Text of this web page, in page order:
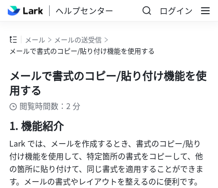
ヘルプセンター ログイン
メール
メールの送受信
メールで書式のコピー/貼り付け機能を使用する
メールで書式のコピー/貼り付け機能を使
用する
閲覧時間数：2 分
機能紹介
Lark では、メールを作成するとき、書式のコピー/貼り
付け機能を使用して、特定箇所の書式をコピーして、他
の箇所に貼り付けて、同じ書式を適用することができま
す。メールの書式やレイアウトを整えるのに便利です。